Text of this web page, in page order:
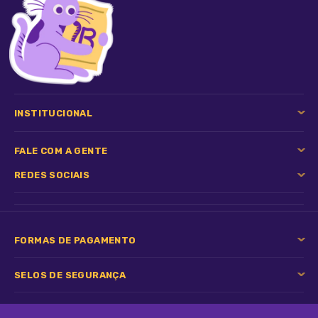
INSTITUCIONAL
FALE COM A GENTE
REDES SOCIAIS
FORMAS DE PAGAMENTO
SELOS DE SEGURANÇA